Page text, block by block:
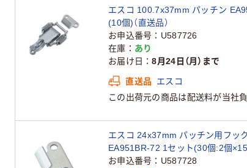
エスコ 100.7x37mm パッチン
(10個)（直送品）
お申込番号
U587726
在庫
あり
お届け日
8月24日（月）まで
直送品
エスコ
この出荷元の商品は配送料が当社負
エスコ 24x37mm パッチン用フッ
EA951BR-72 1セット(30個:2個×15
お申込番号
U587728